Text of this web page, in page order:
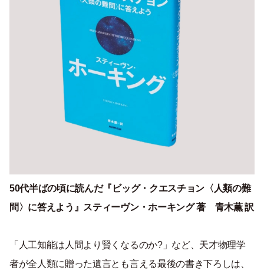
50代半ばの頃に読んだ『ビッグ・クエスチョン〈人類の難
問〉に答えよう』スティーヴン・ホーキング 著 青木薫 訳
「人工知能は人間より賢くなるのか?」など、天才物理学
者が全人類に贈った遺言とも言える最後の書き下ろしは、